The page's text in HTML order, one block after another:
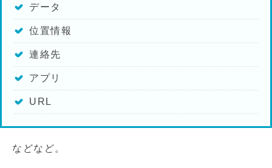
データ
位置情報
連絡先
アプリ
URL
などなど。